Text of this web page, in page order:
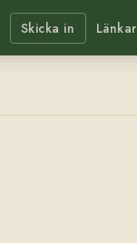
Skicka in Länkar